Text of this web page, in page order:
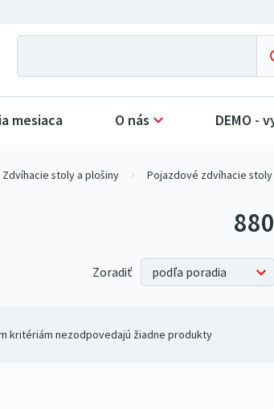
mesiaca O nás DEMO -
Zdvíhacie stoly a plošiny Pojazdové zdvíhacie stoly
Zoradiť
kritériám nezodpovedajú žiadne produkty